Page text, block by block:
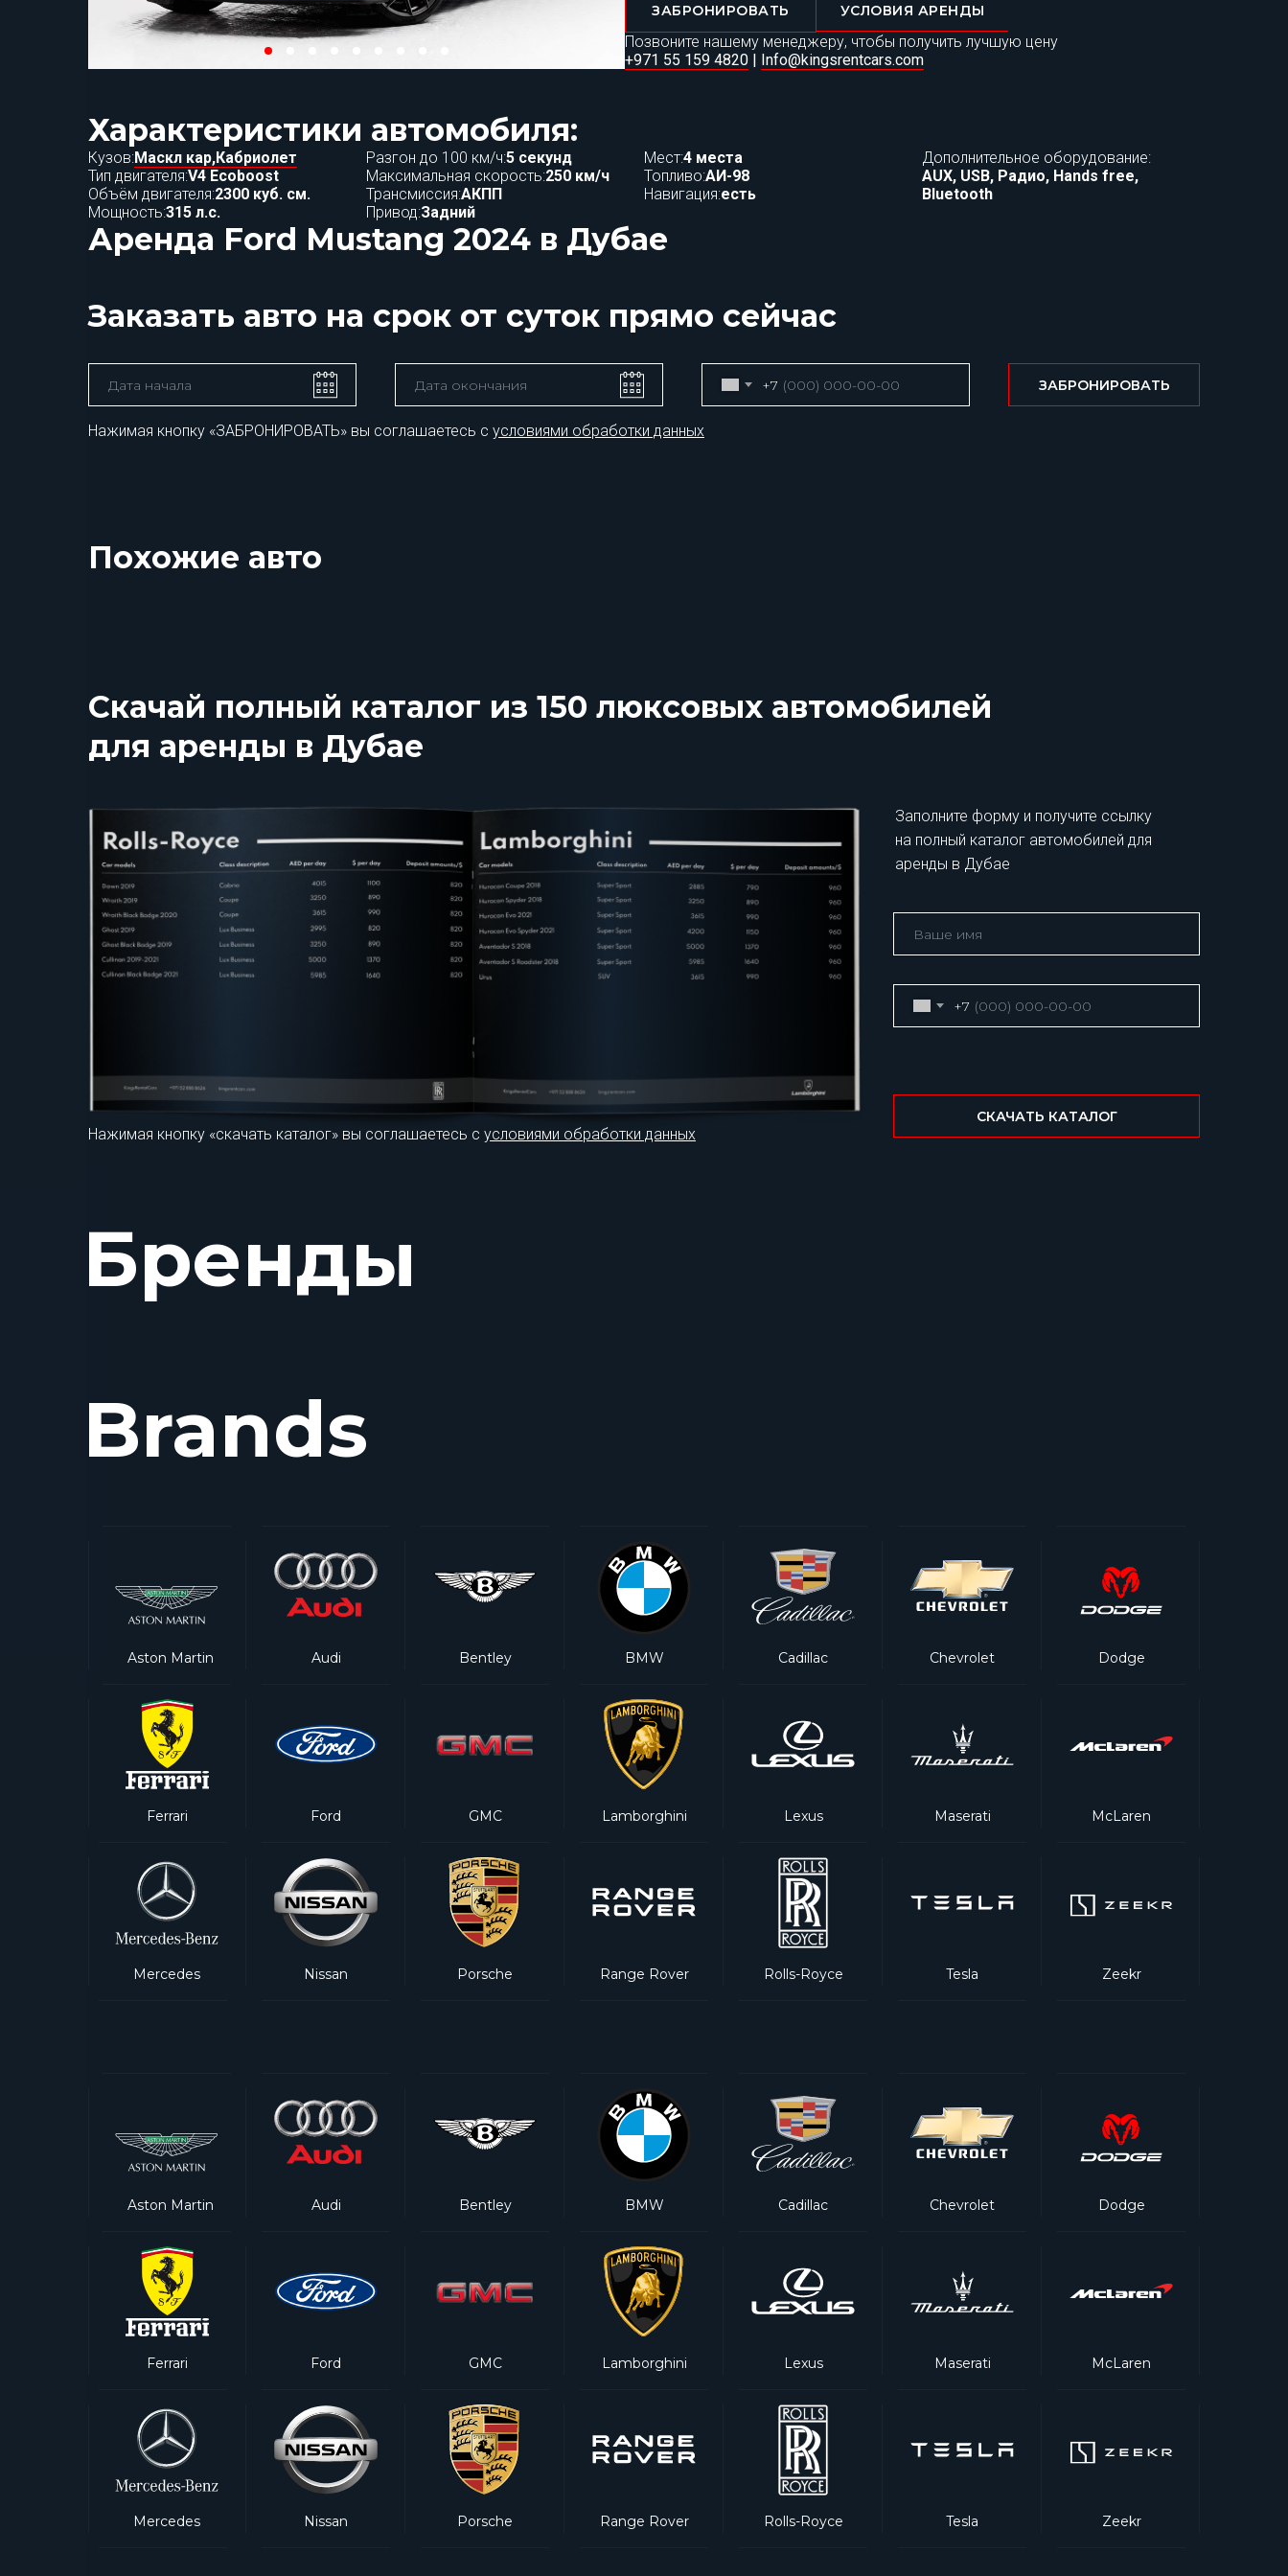
ЗАБРОНИРОВАТЬ УСЛОВИЯ АРЕНДЫ
Позвоните нашему менеджеру, чтобы получить лучшую цену
+971 55 159 4820 | Info@kingsrentcars.com
Характеристики автомобиля:
Кузов:Маскл кар,Кабриолет
Тип двигателя:V4 Ecoboost
Объём двигателя:2300 куб. см.
Мощность:315 л.с.
Разгон до 100 км/ч:5 секунд
Максимальная скорость:250 км/ч
Трансмиссия:АКПП
Привод:Задний
Мест:4 места
Топливо:АИ-98
Навигация:есть
Дополнительное оборудование:
AUX, USB, Радио, Hands free,
Bluetooth
Аренда Ford Mustang 2024 в Дубае
Заказать авто на срок от суток прямо сейчас
Нажимая кнопку «ЗАБРОНИРОВАТЬ» вы соглашаетесь с условиями обработки данных
+7 ЗАБРОНИРОВАТЬ
Похожие авто
Нажимая кнопку «скачать каталог» вы соглашаетесь с условиями обработки данных
Скачай полный каталог из 150 люксовых автомобилей
для аренды в Дубае
+7
СКАЧАТЬ КАТАЛОГ
Заполните форму и получите ссылку
на полный каталог автомобилей для
аренды в Дубае
Бренды
Brands
Cadillac Chevrolet
Ferrari Lamborghini Lexus
Aston Martin
Maserati McLaren
Mercedes Rolls-Royce
Nissan Tesla
Audi Bentley BMW
Range Rover
Porsche
Ford
Dodge
GMC
Zeekr
Zeekr
GMC
Dodge
Ford
Porsche Range Rover
BMW
Bentley
Audi
Tesla
Nissan Rolls-Royce
Mercedes
McLaren
Maserati
Aston Martin
Lexus
Lamborghini
Ferrari
Chevrolet
Cadillac